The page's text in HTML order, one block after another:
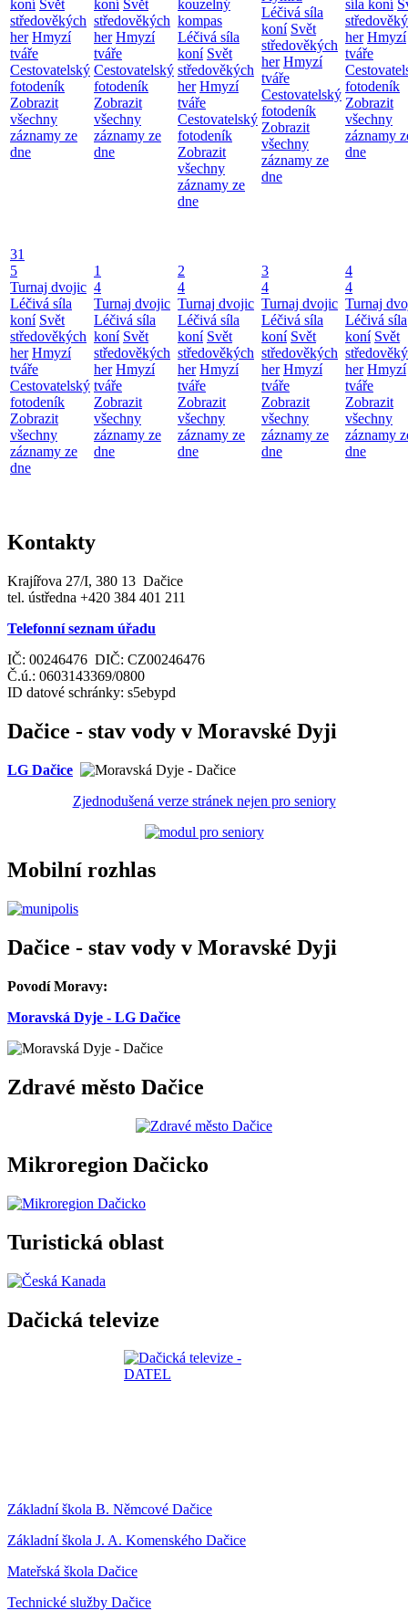
koní Svět
středověkých
her Hmyzí
tváře
Cestovatelský
fotodeník
Zobrazit
všechny
záznamy ze
dne
koní Svět
středověkých
her Hmyzí
tváře
Cestovatelský
fotodeník
Zobrazit
všechny
záznamy ze
dne
kouzelný
kompas
Léčivá síla
koní Svět
středověkých
her Hmyzí
tváře
Cestovatelský
fotodeník
Zobrazit
všechny
záznamy ze
dne
Léčivá síla
koní Svět
středověkých
her Hmyzí
tváře
Cestovatelský
fotodeník
Zobrazit
všechny
záznamy ze
dne
síla koní
her Hmyzí
tváře
fotodeník
Zobrazit
všechny
záznamy
dne
31
5
Turnaj dvojic
Léčivá síla
koní Svět
středověkých
her Hmyzí
tváře
Cestovatelský
fotodeník
Zobrazit
všechny
záznamy ze
dne
1
4
Turnaj dvojic
Léčivá síla
koní Svět
středověkých
her Hmyzí
tváře
Zobrazit
všechny
záznamy ze
dne
2
4
Turnaj dvojic
Léčivá síla
koní Svět
středověkých
her Hmyzí
tváře
Zobrazit
všechny
záznamy ze
dne
3
4
Turnaj dvojic
Léčivá síla
koní Svět
středověkých
her Hmyzí
tváře
Zobrazit
všechny
záznamy ze
dne
4
4
Turnaj
Léčivá síla
koní Svět
her Hmyzí
tváře
Zobrazit
všechny
záznamy
dne
Kontakty
Krajířova 27/I, 380 13 Dačice
tel. ústředna +420 384 401 211
Telefonní seznam úřadu
IČ: 00246476 DIČ: CZ00246476
Č.ú.: 0603143369/0800
ID datové schránky: s5ebypd
Dačice - stav vody v Moravské Dyji
LG Dačice
Zjednodušená verze stránek nejen pro seniory
Mobilní rozhlas
Dačice - stav vody v Moravské Dyji
Povodí Moravy:
Moravská Dyje - LG Dačice
Zdravé město Dačice
Mikroregion Dačicko
Turistická oblast
Dačická televize
Základní škola B. Němcové Dačice
Základní škola J. A. Komenského Dačice
Mateřská škola Dačice
Technické služby Dačice